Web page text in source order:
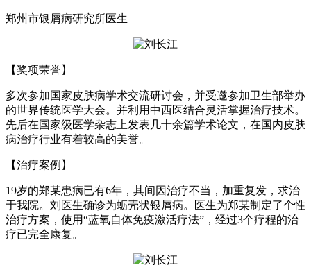
郑州市银屑病研究所医生
【奖项荣誉】
多次参加国家皮肤病学术交流研讨会，并受邀参加卫生部举办
的世界传统医学大会。并利用中西医结合灵活掌握治疗技术。
先后在国家级医学杂志上发表几十余篇学术论文，在国内皮肤
病治疗行业有着较高的美誉。
【治疗案例】
19岁的郑某患病已有6年，其间因治疗不当，加重复发，求治
于我院。刘医生确诊为蛎壳状银屑病。医生为郑某制定了个性
治疗方案，使用“蓝氧自体免疫激活疗法”，经过3个疗程的治
疗已完全康复。